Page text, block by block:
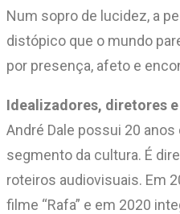
Num sopro de lucidez, a
distópico que o mundo
por presença, afeto e
Idealizadores, diretores
André Dale possui 20
segmento da cultura. É
roteiros audiovisuais. Em
filme “Rafa” e em 2020